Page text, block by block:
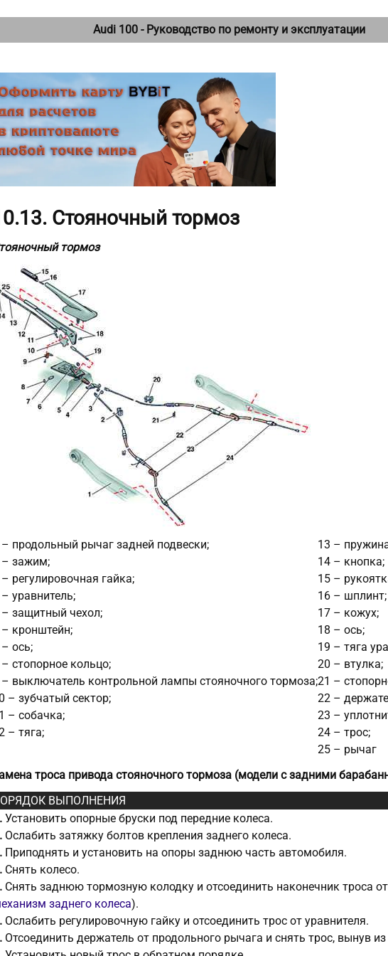
Audi 100 - Руководство по ремонту и эксплуатации
Стояночный тормоз
тормоз
– продольный рычаг задней подвески;
– зажим;
регулировочная гайка;
уравнитель;
– защитный чехол;
– кронштейн;
ось;
стопорное кольцо;
выключатель контрольной лампы стояночного тормоза;
– зубчатый сектор;
– собачка;
– тяга;
13 –
14 – кнопка;
15 –
16 – шплинт;
17 – кожух;
18 – ось;
19 – тяга
20 – втулка;
21 –
22 –
23 –
24 – трос;
25 – рычаг
троса привода стояночного тормоза (модели с задними
ВЫПОЛНЕНИЯ
Установить опорные бруски под передние колеса.
Ослабить затяжку болтов крепления заднего колеса.
Приподнять и установить на опоры заднюю часть автомобиля.
Снять колесо.
Снять заднюю тормозную колодку и отсоединить наконечник троса
заднего колеса).
Ослабить регулировочную гайку и отсоединить трос от уравнителя.
Отсоединить держатель от продольного рычага и снять трос, вынув